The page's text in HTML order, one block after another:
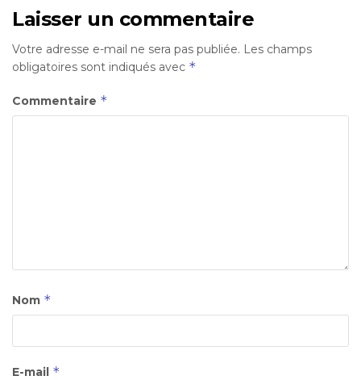
Laisser un commentaire
Votre adresse e-mail ne sera pas publiée. Les champs
obligatoires sont indiqués avec *
Commentaire *
Nom *
E-mail *